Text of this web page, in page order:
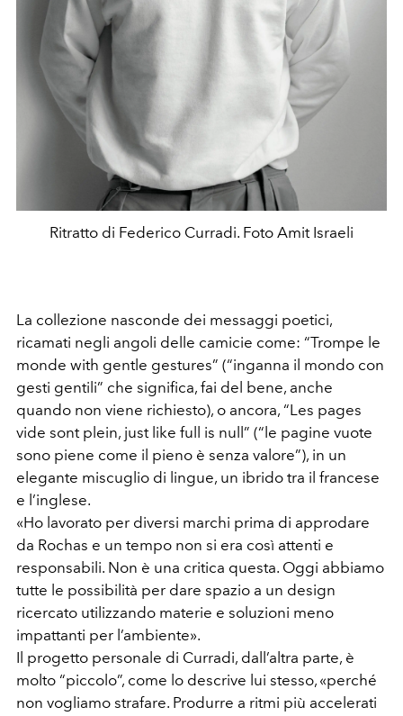
Ritratto di Federico Curradi. Foto Amit Israeli
La collezione nasconde dei messaggi poetici,
ricamati negli angoli delle camicie come: “Trompe le
monde with gentle gestures” (“inganna il mondo con
gesti gentili” che significa, fai del bene, anche
quando non viene richiesto), o ancora, “Les pages
vide sont plein, just like full is null” (“le pagine vuote
sono piene come il pieno è senza valore”), in un
elegante miscuglio di lingue, un ibrido tra il francese
e l’inglese.
«Ho lavorato per diversi marchi prima di approdare
da Rochas e un tempo non si era così attenti e
responsabili. Non è una critica questa. Oggi abbiamo
tutte le possibilità per dare spazio a un design
ricercato utilizzando materie e soluzioni meno
impattanti per l’ambiente».
Il progetto personale di Curradi, dall’altra parte, è
molto “piccolo”, come lo descrive lui stesso, «perché
non vogliamo strafare. Produrre a ritmi più accelerati